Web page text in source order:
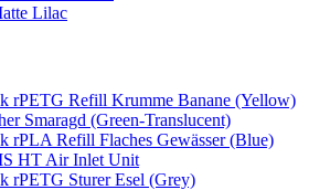
Lilac
rPETG Refill Krumme Banane (Yellow)
Smaragd (Green-Translucent)
rPLA Refill Flaches Gewässer (Blue)
HT Air Inlet Unit
rPETG Sturer Esel (Grey)